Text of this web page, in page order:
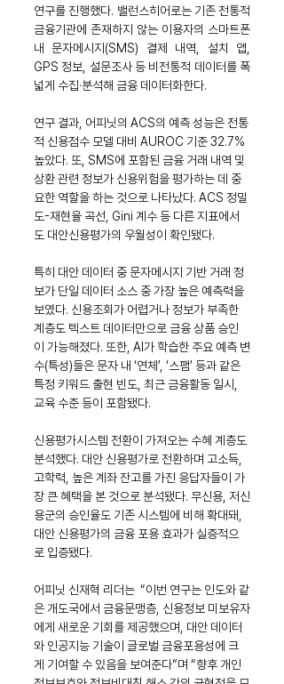
연구를 진행했다. 밸런스히어로는 기존 전통적
금융기관에 존재하지 않는 이용자의 스마트폰
내 문자메시지(SMS) 결제 내역, 설치 앱,
GPS 정보, 설문조사 등 비전통적 데이터를 폭
넓게 수집·분석해 금융 데이터화한다.
연구 결과, 어피닛의 ACS의 예측 성능은 전통
적 신용점수 모델 대비 AUROC 기준 32.7%
높았다. 또, SMS에 포함된 금융 거래 내역 및
상환 관련 정보가 신용위험을 평가하는 데 중
요한 역할을 하는 것으로 나타났다. ACS 정밀
도-재현율 곡선, Gini 계수 등 다른 지표에서
도 대안신용평가의 우월성이 확인됐다.
특히 대안 데이터 중 문자메시지 기반 거래 정
보가 단일 데이터 소스 중 가장 높은 예측력을
보였다. 신용조회가 어렵거나 정보가 부족한
계층도 텍스트 데이터만으로 금융 상품 승인
이 가능해졌다. 또한, AI가 학습한 주요 예측 변
수(특성)들은 문자 내 ‘연체’, ‘스팸’ 등과 같은
특정 키워드 출현 빈도, 최근 금융활동 일시,
교육 수준 등이 포함됐다.
신용평가시스템 전환이 가져오는 수혜 계층도
분석했다. 대안 신용평가로 전환하며 고소득,
고학력, 높은 계좌 잔고를 가진 응답자들이 가
장 큰 혜택을 본 것으로 분석됐다. 무신용, 저신
용군의 승인율도 기존 시스템에 비해 확대돼,
대안 신용평가의 금융 포용 효과가 실증적으
로 입증됐다.
어피닛 신재혁 리더는  “이번 연구는 인도와 같
은 개도국에서 금융문맹층, 신용정보 미보유자
에게 새로운 기회를 제공했으며, 대안 데이터
와 인공지능 기술이 글로벌 금융포용성에 크
게 기여할 수 있음을 보여준다”며 “향후 개인